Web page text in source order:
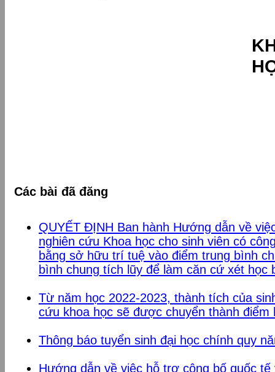
Các bài đã đăng
QUYẾT ĐỊNH Ban hành Hướng dẫn về
nghiên cứu Khoa học cho sinh viên có
bằng sở hữu trí tuệ vào điểm trung bình
bình chung tích lũy để làm căn cứ xét học
Từ năm học 2022-2023, thành tích của
cứu khoa học sẽ được chuyển thành
Thông báo tuyển sinh đại học chính quy
Hướng dẫn về việc hỗ trợ công bố quốc